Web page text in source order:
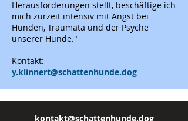
Herausforderungen stellt, beschäftige ich
mich zurzeit intensiv mit Angst bei
Hunden, Traumata und der Psyche
unserer Hunde."
Kontakt:
y.klinnert@schattenhunde.dog
kontakt@schattenhunde.dog